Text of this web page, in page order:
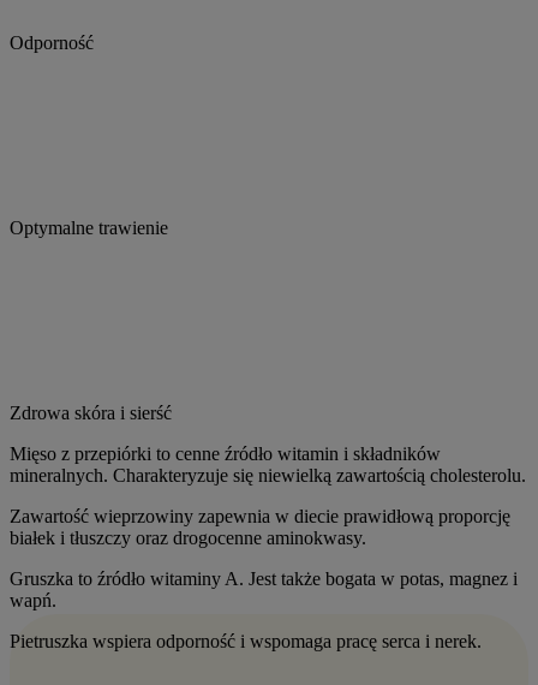
Odporność
Optymalne trawienie
Zdrowa skóra i sierść
Mięso z przepiórki to cenne źródło witamin i składników
mineralnych. Charakteryzuje się niewielką zawartością cholesterolu.
Zawartość wieprzowiny zapewnia w diecie prawidłową proporcję
białek i tłuszczy oraz drogocenne aminokwasy.
Gruszka to źródło witaminy A. Jest także bogata w potas, magnez i
wapń.
Pietruszka wspiera odporność i wspomaga pracę serca i nerek.